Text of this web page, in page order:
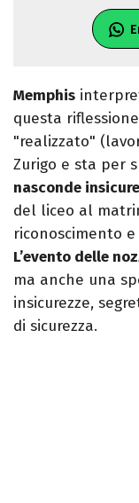
Memphis
questa
"realizzato"
Zurigo e sta per
nasconde
del liceo al
riconoscimento
L’evento delle
ma anche una
insicurezze,
di sicurezza.